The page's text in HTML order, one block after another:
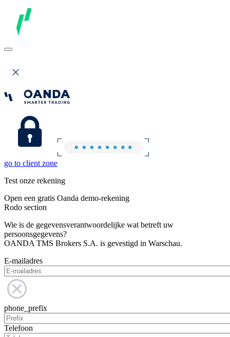
go to client zone
Test onze rekening
Open een gratis Oanda demo-rekening
Rodo section
Wie is de gegevensverantwoordelijke wat betreft uw
persoonsgegevens?
OANDA TMS Brokers S.A. is gevestigd in Warschau.
E-mailadres
phone_prefix
Telefoon